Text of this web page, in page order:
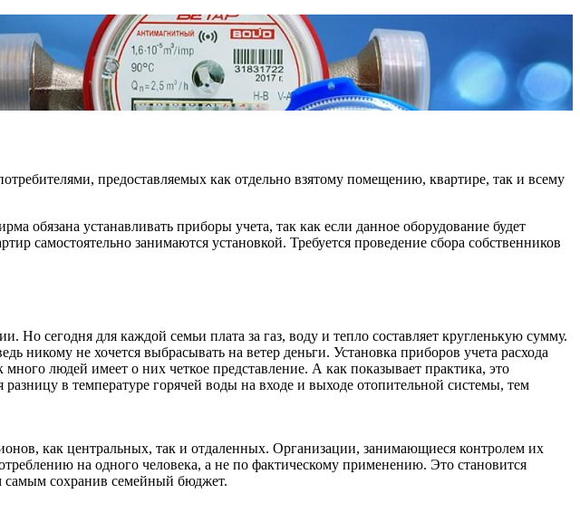
предоставляемых как отдельно взятому помещению, квартире, так и всему
обязана устанавливать приборы учета, так как если данное оборудование будет
самостоятельно занимаются установкой. Требуется проведение сбора собственников
Но сегодня для каждой семьи плата за газ, воду и тепло составляет кругленькую сумму.
никому не хочется выбрасывать на ветер деньги. Установка приборов учета расхода
людей имеет о них четкое представление. А как показывает практика, это
в температуре горячей воды на входе и выходе отопительной системы, тем
как центральных, так и отдаленных. Организации, занимающиеся контролем их
на одного человека, а не по фактическому применению. Это становится
самым сохранив семейный бюджет.